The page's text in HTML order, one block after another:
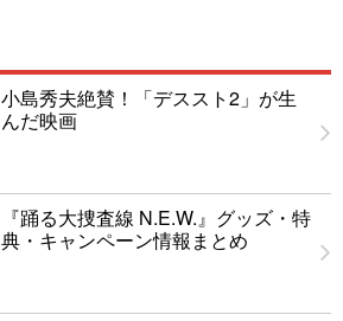
小島秀夫絶賛！「デススト2」が生
んだ映画
『踊る大捜査線 N.E.W.』グッズ・特
典・キャンペーン情報まとめ